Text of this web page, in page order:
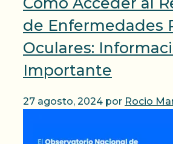
de Enfermedades
Oculares:
Importante
27 agosto, 2024 por Rocio